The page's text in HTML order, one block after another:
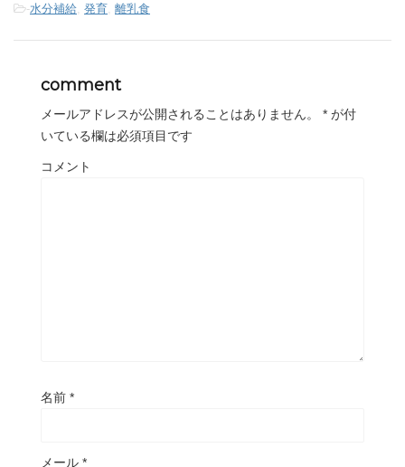
-水分補給 発育 離乳食
comment
メールアドレスが公開されることはありません。 * が付
いている欄は必須項目です
コメント
名前 *
メール *